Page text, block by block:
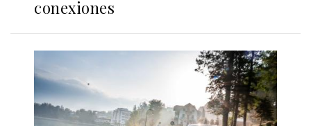
conexiones